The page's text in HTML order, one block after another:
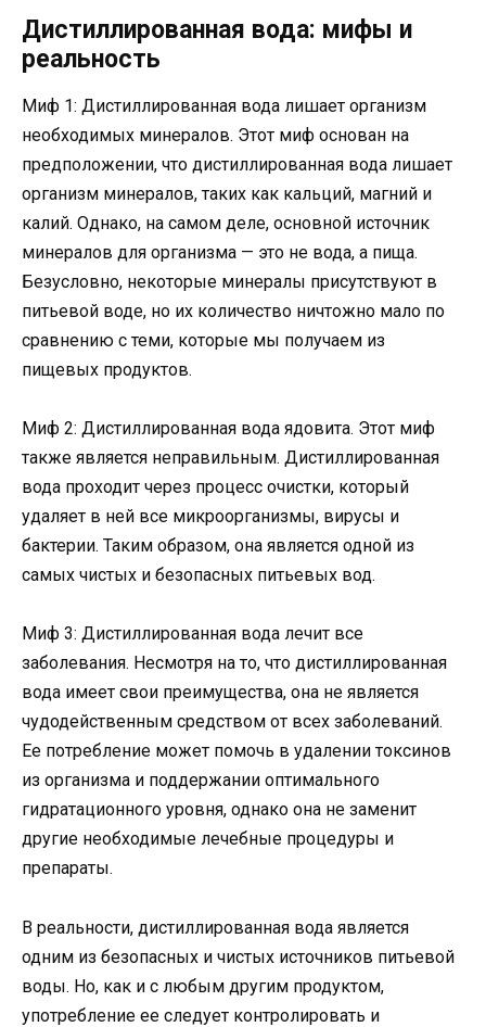
Дистиллированная вода: мифы и
реальность
Миф 1: Дистиллированная вода лишает организм
необходимых минералов. Этот миф основан на
предположении, что дистиллированная вода лишает
организм минералов, таких как кальций, магний и
калий. Однако, на самом деле, основной источник
минералов для организма — это не вода, а пища.
Безусловно, некоторые минералы присутствуют в
питьевой воде, но их количество ничтожно мало по
сравнению с теми, которые мы получаем из
пищевых продуктов.
Миф 2: Дистиллированная вода ядовита. Этот миф
также является неправильным. Дистиллированная
вода проходит через процесс очистки, который
удаляет в ней все микроорганизмы, вирусы и
бактерии. Таким образом, она является одной из
самых чистых и безопасных питьевых вод.
Миф 3: Дистиллированная вода лечит все
заболевания. Несмотря на то, что дистиллированная
вода имеет свои преимущества, она не является
чудодейственным средством от всех заболеваний.
Ее потребление может помочь в удалении токсинов
из организма и поддержании оптимального
гидратационного уровня, однако она не заменит
другие необходимые лечебные процедуры и
препараты.
В реальности, дистиллированная вода является
одним из безопасных и чистых источников питьевой
воды. Но, как и с любым другим продуктом,
употребление ее следует контролировать и